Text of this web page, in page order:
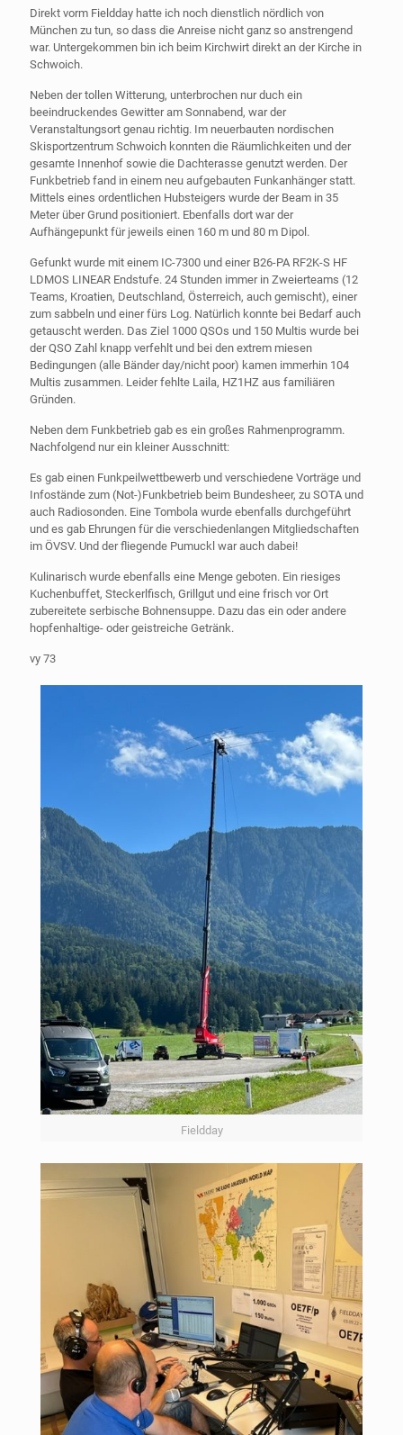
Direkt vorm Fieldday hatte ich noch dienstlich nördlich von
München zu tun, so dass die Anreise nicht ganz so anstrengend
war. Untergekommen bin ich beim Kirchwirt direkt an der Kirche in
Schwoich.
Neben der tollen Witterung, unterbrochen nur duch ein
beeindruckendes Gewitter am Sonnabend, war der
Veranstaltungsort genau richtig. Im neuerbauten nordischen
Skisportzentrum Schwoich konnten die Räumlichkeiten und der
gesamte Innenhof sowie die Dachterasse genutzt werden. Der
Funkbetrieb fand in einem neu aufgebauten Funkanhänger statt.
Mittels eines ordentlichen Hubsteigers wurde der Beam in 35
Meter über Grund positioniert. Ebenfalls dort war der
Aufhängepunkt für jeweils einen 160 m und 80 m Dipol.
Gefunkt wurde mit einem IC-7300 und einer B26-PA RF2K-S HF
LDMOS LINEAR Endstufe. 24 Stunden immer in Zweierteams (12
Teams, Kroatien, Deutschland, Österreich, auch gemischt), einer
zum sabbeln und einer fürs Log. Natürlich konnte bei Bedarf auch
getauscht werden. Das Ziel 1000 QSOs und 150 Multis wurde bei
der QSO Zahl knapp verfehlt und bei den extrem miesen
Bedingungen (alle Bänder day/nicht poor) kamen immerhin 104
Multis zusammen. Leider fehlte Laila, HZ1HZ aus familiären
Gründen.
Neben dem Funkbetrieb gab es ein großes Rahmenprogramm.
Nachfolgend nur ein kleiner Ausschnitt:
Es gab einen Funkpeilwettbewerb und verschiedene Vorträge und
Infostände zum (Not-)Funkbetrieb beim Bundesheer, zu SOTA und
auch Radiosonden. Eine Tombola wurde ebenfalls durchgeführt
und es gab Ehrungen für die verschiedenlangen Mitgliedschaften
im ÖVSV. Und der fliegende Pumuckl war auch dabei!
Kulinarisch wurde ebenfalls eine Menge geboten. Ein riesiges
Kuchenbuffet, Steckerlfisch, Grillgut und eine frisch vor Ort
zubereitete serbische Bohnensuppe. Dazu das ein oder andere
hopfenhaltige- oder geistreiche Getränk.
vy 73
Fieldday